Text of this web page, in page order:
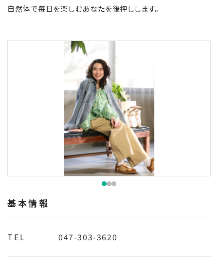
自然体で毎日を楽しむあなたを後押しします。
基本情報
TEL 047-303-3620